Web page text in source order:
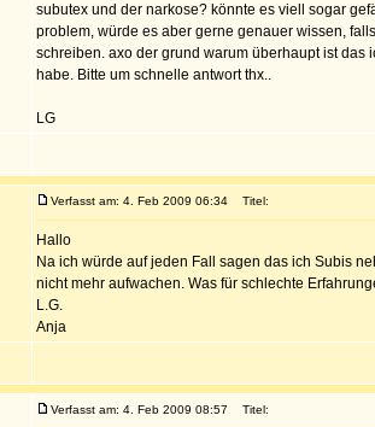
subutex und der narkose? könnte es viell sogar
problem, würde es aber gerne genauer wissen,
schreiben. axo der grund warum überhaupt ist das
habe. Bitte um schnelle antwort thx..
LG
Verfasst am: 4. Feb 2009 06:34 Titel:
Hallo
Na ich würde auf jeden Fall sagen das ich Subis
nicht mehr aufwachen. Was für schlechte
L.G.
Anja
Verfasst am: 4. Feb 2009 08:57 Titel: